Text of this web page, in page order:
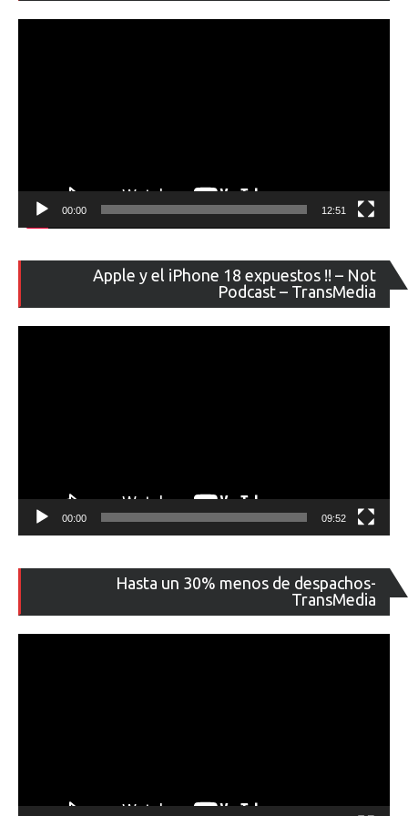
00:00 12:51
Apple y el iPhone 18 expuestos !! – Not
Podcast – TransMedia
de
00:00 09:52
Hasta un 30% menos de despachos-
TransMedia
de